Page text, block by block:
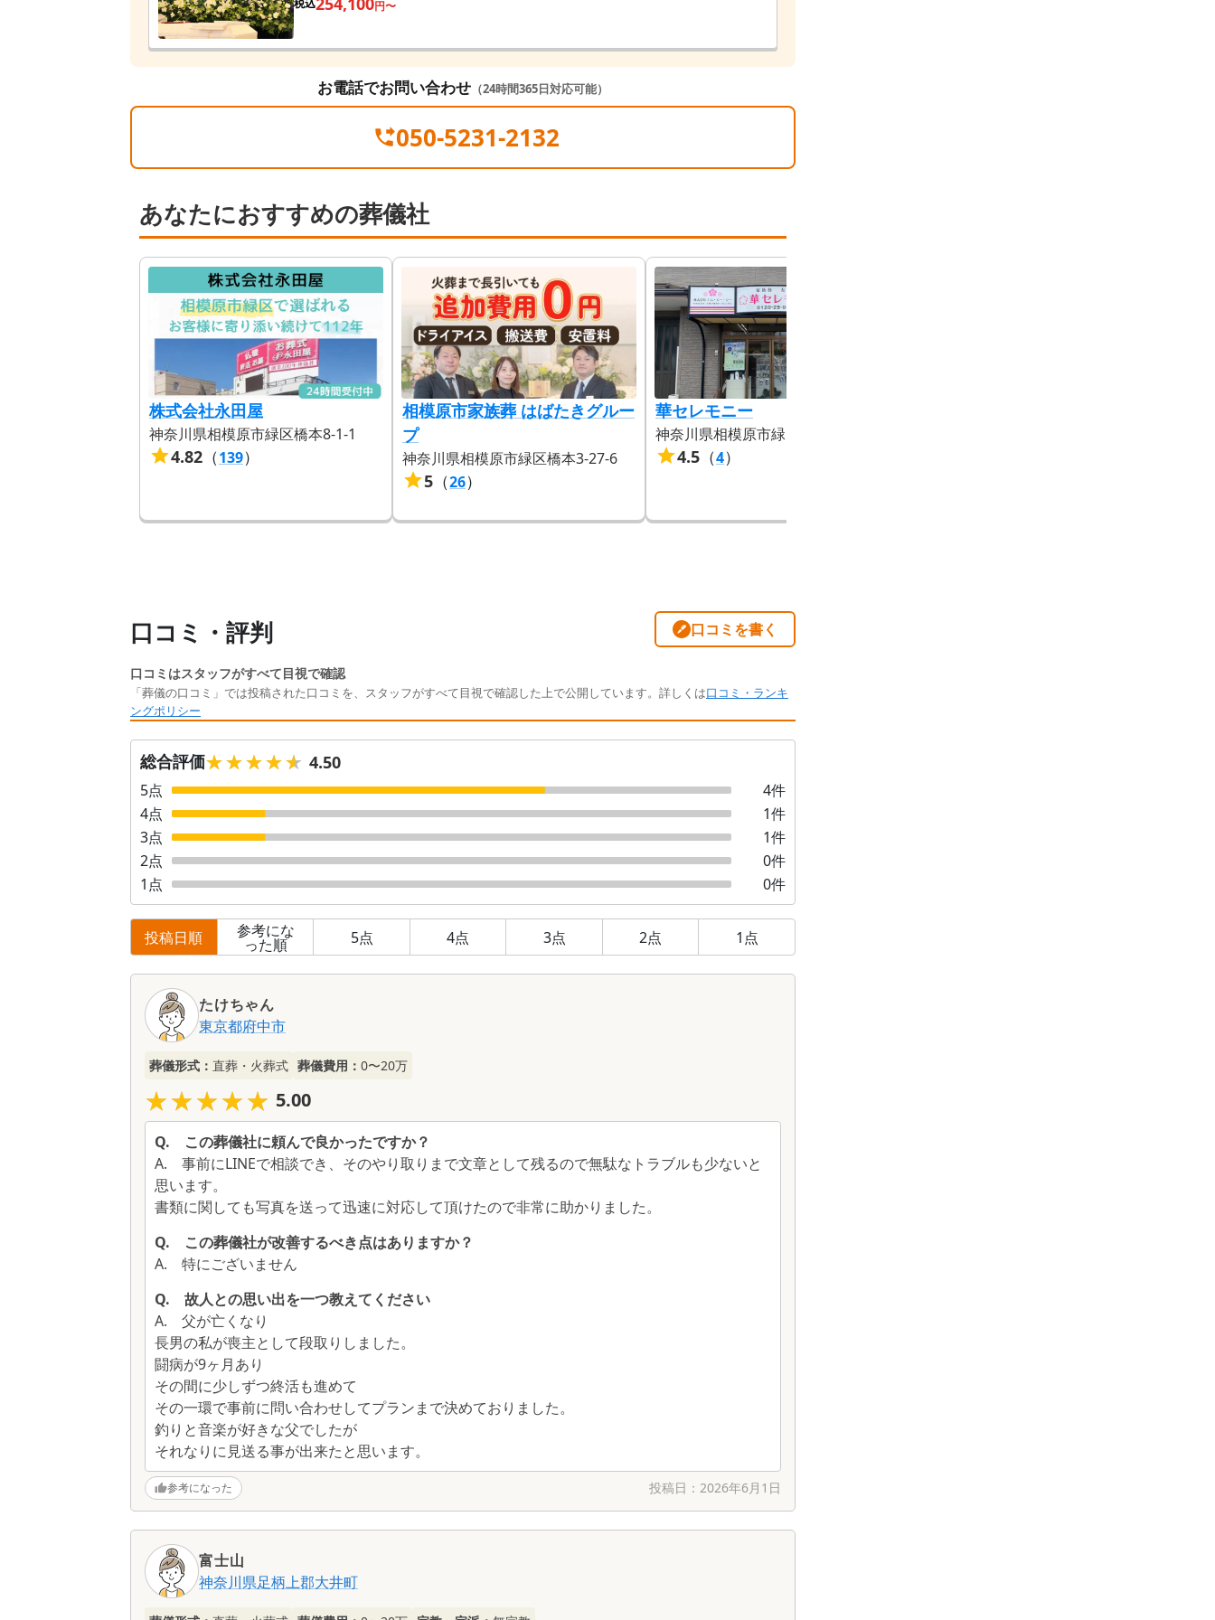
税込 円〜
お電話でお問い合わせ （24時間365日対応可能）
050-5231-2132
あなたにおすすめの葬儀社
株式会社永田屋
神奈川県相模原市緑区橋本8-1-1
4.82 （139）
相模原市家族葬 はばたきグルー
プ
神奈川県相模原市緑区橋本3-27-6
5 （26）
華セレモニー
神奈川県相模原市緑区二本松3-32-6
4.5 （4）
口コミ・評判 口コミを書く
口コミはスタッフがすべて目視で確認
「葬儀の口コミ」では投稿された口コミを、スタッフがすべて目視で確認した上で公開しています。詳しくは口コミ・ランキ
ングポリシー
総合評価★★★★★
★★★★★ 4.50
5点 4件
4点 1件
3点 1件
2点 0件
1 点 0件
投稿日順 参考にな
った順 5点 4点 3点 2点 1 点
たけちゃん
東京都府中市
葬儀形式： 直葬・火葬式 葬儀費用： 0〜20万
★★★★★
★★★★★ 5.00
Q. この葬儀社に頼んで良かったですか？
A. 事前にLINEで相談でき、そのやり取りまで文章として残るので無駄なトラブルも少ないと
思います。
書類に関しても写真を送って迅速に対応して頂けたので非常に助かりました。
Q. この葬儀社が改善するべき点はありますか？
A. 特にございません
Q. 故人との思い出を一つ教えてください
A. 父が亡くなり
長男の私が喪主として段取りしました。
闘病が9ヶ月あり
その間に少しずつ終活も進めて
その一環で事前に問い合わせしてプランまで決めておりました。
釣りと音楽が好きな父でしたが
それなりに見送る事が出来たと思います。
参考になった 投稿日： 2026年6月1日
富士山
神奈川県足柄上郡大井町